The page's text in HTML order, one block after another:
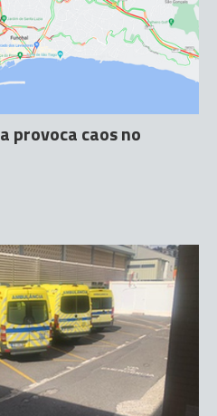
provoca caos no